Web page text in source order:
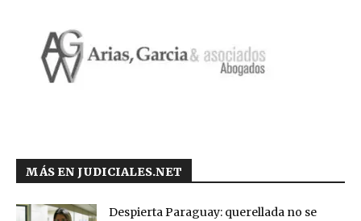
MÁS EN JUDICIALES.NET
Despierta Paraguay: querellada no se